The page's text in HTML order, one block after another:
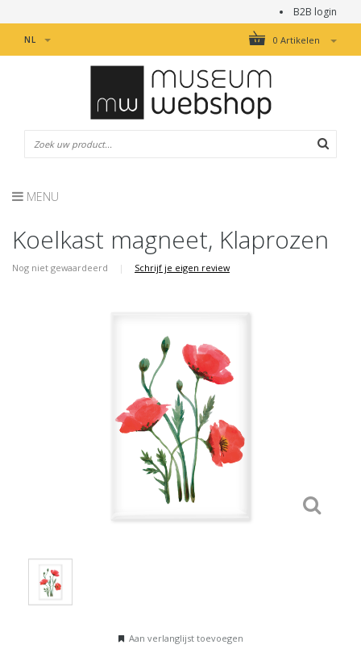
B2B login
0 Artikelen
NL
MENU
Koelkast magneet, Klaprozen
Nog niet gewaardeerd | Schrijf je eigen review
Aan verlanglijst toevoegen